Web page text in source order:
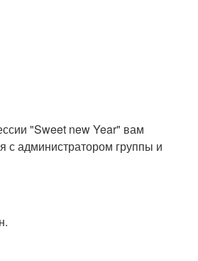
"Sweet new Year" вам
с администратором группы и